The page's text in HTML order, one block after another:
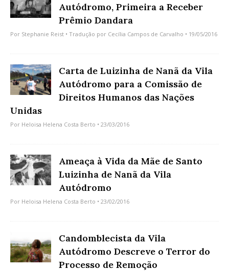
Autódromo, Primeira a Receber
Prêmio Dandara
Por Stephanie Reist • Tradução por Cecília Campos de Carvalho • 19/05/2016
Carta de Luizinha de Nanã da Vila
Autódromo para a Comissão de
Direitos Humanos das Nações
Unidas
Por Heloisa Helena Costa Berto • 23/03/2016
Ameaça à Vida da Mãe de Santo
Luizinha de Nanã da Vila
Autódromo
Por Heloisa Helena Costa Berto • 23/02/2016
Candomblecista da Vila
Autódromo Descreve o Terror do
Processo de Remoção